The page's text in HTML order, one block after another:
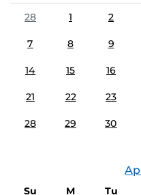
28
1 2
7 8 9
14 15 16
21 22 23
28 29 30
Su M Tu